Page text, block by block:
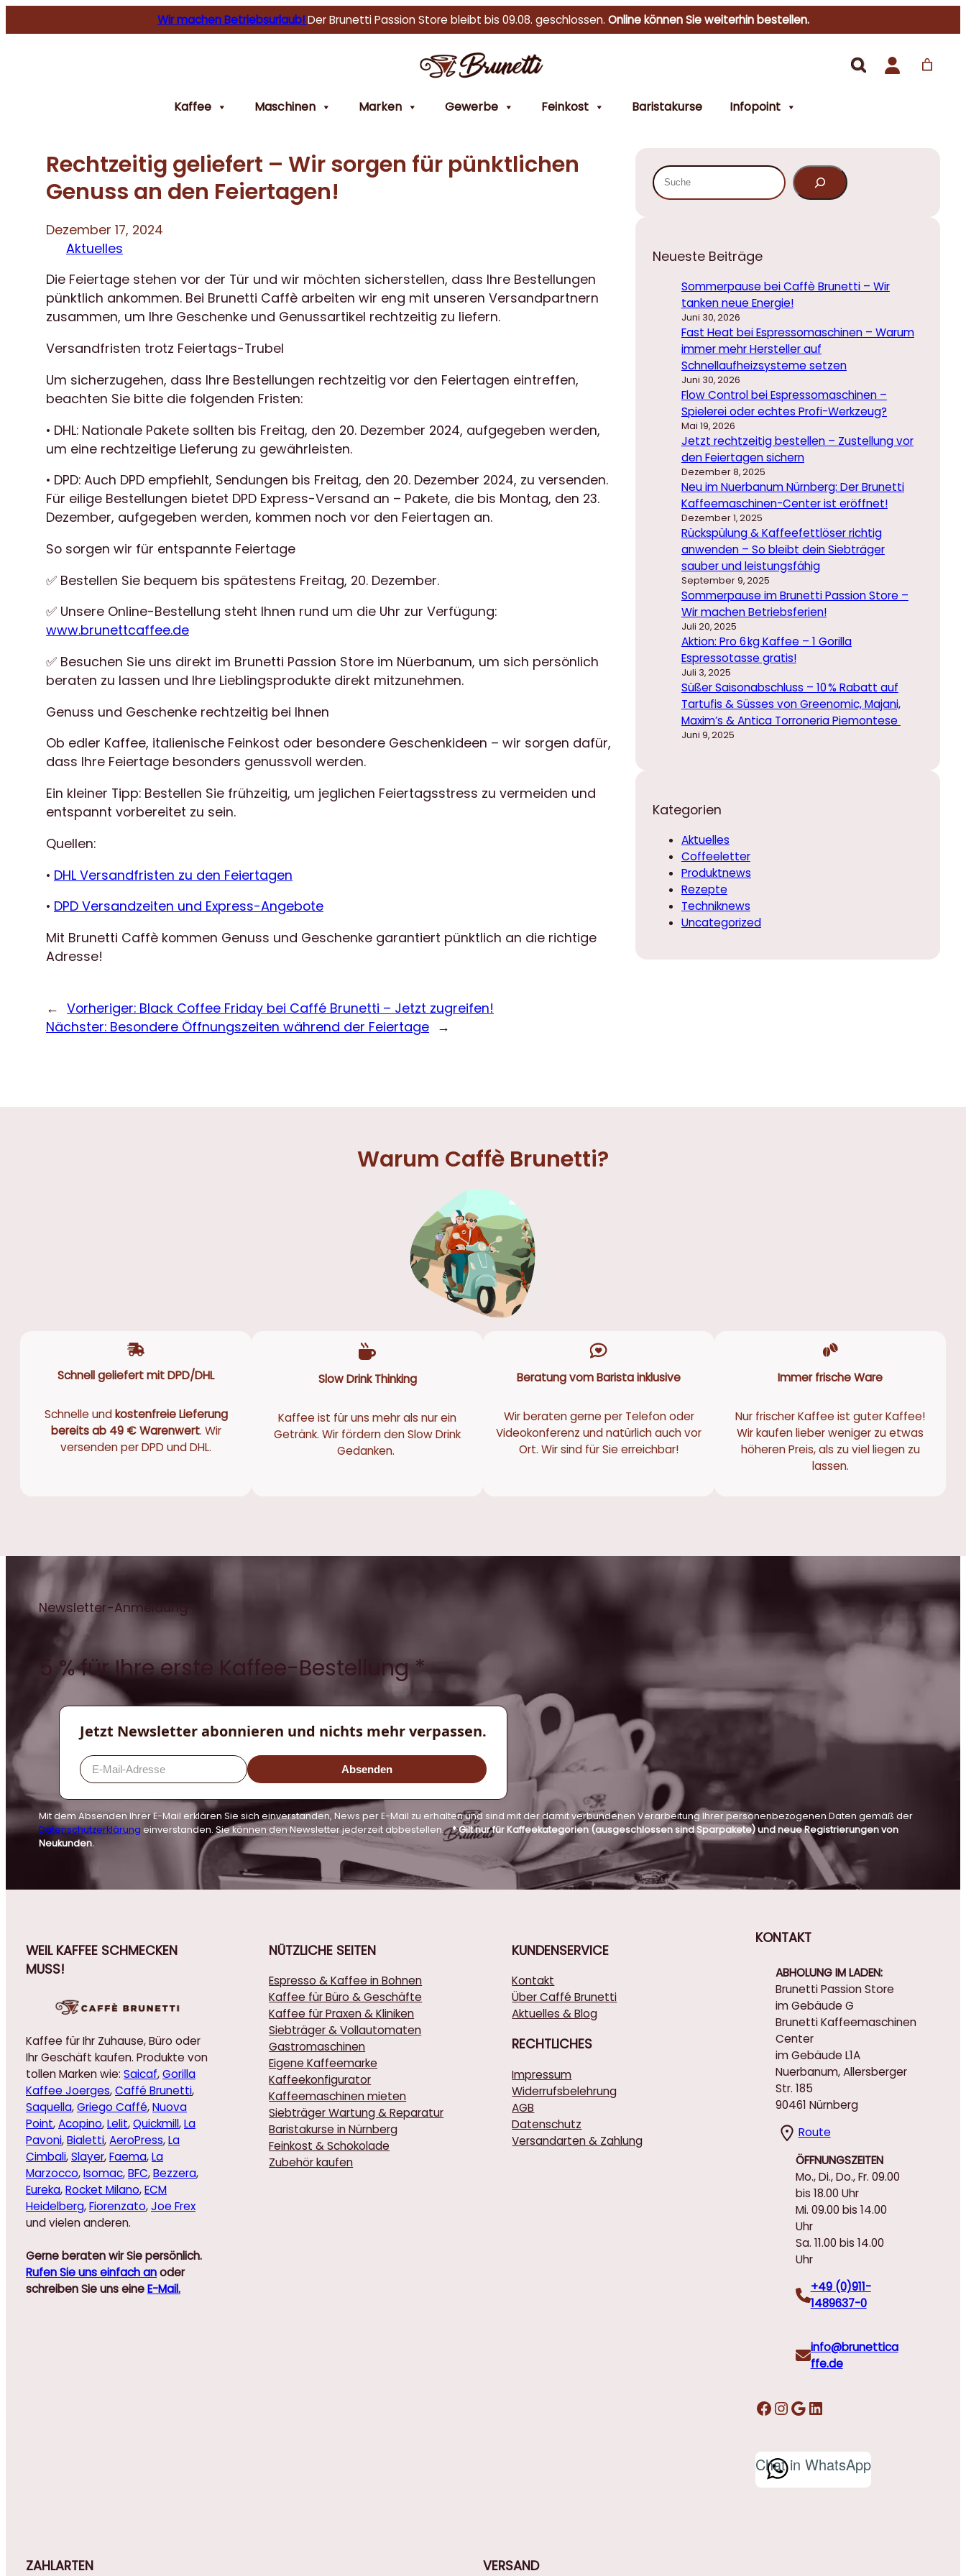
Wir machen Betriebsurlaub!Der Brunetti Passion Store bleibt bis 09.08. geschlossen. Online können Sie weiterhin bestellen.
Kaffee Maschinen Marken Gewerbe Feinkost Baristakurse Infopoint
Rechtzeitig geliefert – Wir sorgen für pünktlichen
Genuss an den Feiertagen!
Dezember 17, 2024
Aktuelles
Die Feiertage stehen vor der Tür und wir möchten sicherstellen, dass Ihre Bestellungen
pünktlich ankommen. Bei Brunetti Caffè arbeiten wir eng mit unseren Versandpartnern
zusammen, um Ihre Geschenke und Genussartikel rechtzeitig zu liefern.
Versandfristen trotz Feiertags-Trubel
Um sicherzugehen, dass Ihre Bestellungen rechtzeitig vor den Feiertagen eintreffen,
beachten Sie bitte die folgenden Fristen:
• DHL: Nationale Pakete sollten bis Freitag, den 20. Dezember 2024, aufgegeben werden,
um eine rechtzeitige Lieferung zu gewährleisten.
• DPD: Auch DPD empfiehlt, Sendungen bis Freitag, den 20. Dezember 2024, zu versenden.
Für eilige Bestellungen bietet DPD Express-Versand an – Pakete, die bis Montag, den 23.
Dezember, aufgegeben werden, kommen noch vor den Feiertagen an.
So sorgen wir für entspannte Feiertage
✅ Bestellen Sie bequem bis spätestens Freitag, 20. Dezember.
✅ Unsere Online-Bestellung steht Ihnen rund um die Uhr zur Verfügung:
www.brunettcaffee.de
✅ Besuchen Sie uns direkt im Brunetti Passion Store im Nüerbanum, um sich persönlich
beraten zu lassen und Ihre Lieblingsprodukte direkt mitzunehmen.
Genuss und Geschenke rechtzeitig bei Ihnen
Ob edler Kaffee, italienische Feinkost oder besondere Geschenkideen – wir sorgen dafür,
dass Ihre Feiertage besonders genussvoll werden.
Ein kleiner Tipp: Bestellen Sie frühzeitig, um jeglichen Feiertagsstress zu vermeiden und
entspannt vorbereitet zu sein.
Quellen:
• DHL Versandfristen zu den Feiertagen
• DPD Versandzeiten und Express-Angebote
Mit Brunetti Caffè kommen Genuss und Geschenke garantiert pünktlich an die richtige
Adresse!
← Vorheriger: Black Coffee Friday bei Caffé Brunetti – Jetzt zugreifen!
Nächster: Besondere Öffnungszeiten während der Feiertage →
S
u
e
n
Neueste Beiträge
Sommerpause bei Caffè Brunetti – Wir
tanken neue Energie!
Juni 30, 2026
Fast Heat bei Espressomaschinen – Warum
immer mehr Hersteller auf
Schnellaufheizsysteme setzen
Juni 30, 2026
Flow Control bei Espressomaschinen –
Spielerei oder echtes Profi-Werkzeug?
Mai 19, 2026
Jetzt rechtzeitig bestellen – Zustellung vor
den Feiertagen sichern
Dezember 8, 2025
Neu im Nuerbanum Nürnberg: Der Brunetti
Kaffeemaschinen-Center ist eröffnet!
Dezember 1, 2025
Rückspülung & Kaffeefettlöser richtig
anwenden – So bleibt dein Siebträger
sauber und leistungsfähig
September 9, 2025
Sommerpause im Brunetti Passion Store –
Wir machen Betriebsferien!
Juli 20, 2025
Aktion: Pro 6 kg Kaffee – 1 Gorilla
Espressotasse gratis!
Juli 3, 2025
Süßer Saisonabschluss – 10 % Rabatt auf
Tartufis & Süsses von Greenomic, Majani,
Maxim’s & Antica Torroneria Piemontese
Juni 9, 2025
Kategorien
Aktuelles
Coffeeletter
Produktnews
Rezepte
Techniknews
Uncategorized
Warum Caffè Brunetti?
Schnell geliefert mit DPD/DHL
Schnelle undkostenfreie Lieferung
bereits ab 49 € Warenwert. Wir
versenden per DPD und DHL.
Slow Drink Thinking
Kaffee ist für uns mehr als nur ein
Getränk. Wir fördern den Slow Drink
Gedanken.
Beratung vom Barista inklusive
Wir beraten gerne per Telefon oder
Videokonferenz und natürlich auch vor
Ort. Wir sind für Sie erreichbar!
Immer frische Ware
Nur frischer Kaffee ist guter Kaffee!
Wir kaufen lieber weniger zu etwas
höheren Preis, als zu viel liegen zu
lassen.
Newsletter-Anmeldung
5 % für Ihre erste Kaffee-Bestellung *
Jetzt Newsletter abonnieren und nichts mehr verpassen.
Absenden
Mit dem Absenden Ihrer E-Mail erklären Sie sich einverstanden, News per E-Mail zu erhalten und sind mit der damit verbundenen Verarbeitung Ihrer personenbezogenen Daten gemäß der
Datenschutzerklärung einverstanden. Sie können den Newsletter jederzeit abbestellen.* Gilt nur für Kaffeekategorien (ausgeschlossen sind Sparpakete) und neue Registrierungen von
Neukunden.
WEIL KAFFEE SCHMECKEN
MUSS!
Kaffee für Ihr Zuhause, Büro oder
Ihr Geschäft kaufen. Produkte von
tollen Marken wie: Saicaf,Gorilla
Kaffee Joerges,Caffé Brunetti,
Saquella,Griego Caffé,Nuova
Point,Acopino,Lelit,Quickmill,La
Pavoni,Bialetti,AeroPress,La
Cimbali,Slayer,Faema,La
Marzocco,Isomac,BFC,Bezzera,
Eureka,Rocket Milano,ECM
Heidelberg,Fiorenzato,Joe Frex
und vielen anderen.
Gerne beraten wir Sie persönlich.
Rufen Sie uns einfach anoder
schreiben Sie uns eineE-Mail.
NÜTZLICHE SEITEN
Espresso & Kaffee in Bohnen
Kaffee für Büro & Geschäfte
Kaffee für Praxen & Kliniken
Siebträger & Vollautomaten
Gastromaschinen
Eigene Kaffeemarke
Kaffeekonfigurator
Kaffeemaschinen mieten
Siebträger Wartung & Reparatur
Baristakurse in Nürnberg
Feinkost & Schokolade
Zubehör kaufen
KUNDENSERVICE
Kontakt
Über Caffé Brunetti
Aktuelles & Blog
RECHTLICHES
Impressum
Widerrufsbelehrung
AGB
Datenschutz
Versandarten & Zahlung
KONTAKT
ABHOLUNG IM LADEN:
Brunetti Passion Store
im Gebäude G
Brunetti Kaffeemaschinen
Center
im Gebäude L1A
Nuerbanum, Allersberger
Str. 185
90461 Nürnberg
Route
ÖFFNUNGSZEITEN
Mo., Di., Do., Fr. 09.00
bis 18.00 Uhr
Mi. 09.00 bis 14.00
Uhr
Sa. 11.00 bis 14.00
Uhr
+49 (0)911-
1489637-0
info@brunettica
ffe.de
Facebook InstagramGoogle LinkedIn
Chat in WhatsApp
ZAHLARTEN VERSAND